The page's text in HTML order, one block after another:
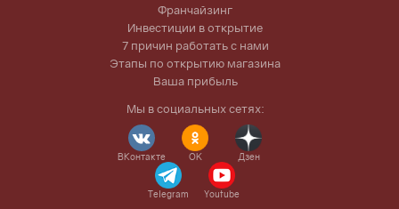
Франчайзинг
Инвестиции в открытие
7 причин работать с нами
Этапы по открытию магазина
Ваша прибыль
Мы в социальных сетях:
ВКонтакте OK Дзен
Telegram Youtube